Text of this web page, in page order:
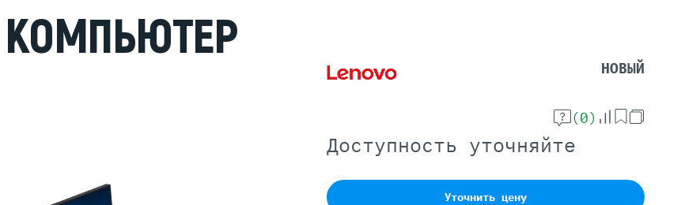
Серверы Lenovo
Серверы XFusion
Серверы Huawei Atlas
КОМПЬЮТЕР
НОВЫЙ
(0)
Доступность уточняйте
Уточнить цену